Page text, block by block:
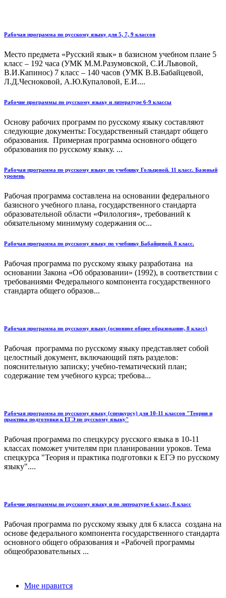
Рабочая программа по русскому языку для 5, 7, 9 классов
Место предмета «Русский язык» в базисном учебном плане 5
класс – 192 часа (УМК М.М.Разумовской, С.И.Львовой,
В.И.Капинос) 7 класс – 140 часов (УМК В.В.Бабайцевой,
Л.Д.Чесноковой, А.Ю.Купаловой, Е.И....
Рабочие программы по русскому языку и литературе 6-9 классы
Основу рабочих программ по русскому языку составляют
следующие документы: Государственный стандарт общего
образования. Примерная программа основного общего
образования по русскому языку. ...
Рабочая программа по русскому языку по учебнику Гольцовой. 11 класс. Базовый
уровень
Рабочая программа составлена на основании федерального
базисного учебного плана, государственного стандарта
образовательной области «Филология», требований к
обязательному минимуму содержания ос...
Рабочая программа по русскому языку по учебнику Бабайцевой. 8 класс.
Рабочая программа по русскому языку разработана на
основании Закона «Об образовании» (1992), в соответствии с
требованиями Федерального компонента государственного
стандарта общего образов...
Рабочая программа по русскому языку (основное общее образование, 8 класс)
Рабочая программа по русскому языку представляет собой
целостный документ, включающий пять разделов:
пояснительную записку; учебно-тематический план;
содержание тем учебного курса; требова...
Рабочая программа по русскому языку (спецкурсу) для 10-11 классов "Теория и
практика подготовки к ЕГЭ по русскому языку"
Рабочая программа по спецкурсу русского языка в 10-11
классах поможет учителям при планировании уроков. Тема
спецкурса "Теория и практика подготовки к ЕГЭ по русскому
языку"....
Рабочие программы по русскому языку и по литературе 6 класс, 8 класс
Рабочая программа по русскому языку для 6 класса создана на
основе федерального компонента государственного стандарта
основного общего образования и «Рабочей программы
общеобразовательных ...
Мне нравится